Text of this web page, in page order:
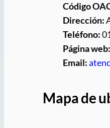
Código
Dirección:
Teléfono:
Página web:
Email:
Mapa de